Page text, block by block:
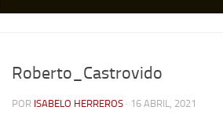
Quienes somos
Actividades
Roberto_Castrovido
POR ISABELO HERREROS · 16 ABRIL, 2021